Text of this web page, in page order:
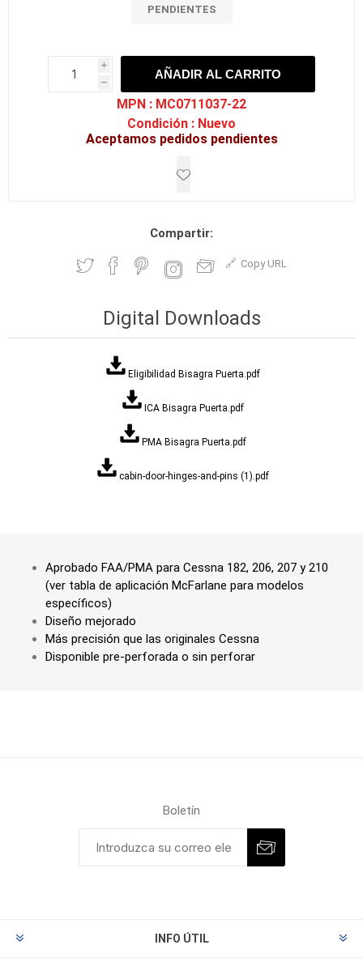
PENDIENTES
i
h
h
AÑADIR AL CARRITO
MPN : MC0711037-22
Condición : Nuevo
Aceptamos pedidos pendientes
Compartir:
Copy URL
Digital Downloads
Eligibilidad Bisagra Puerta.pdf
ICA Bisagra Puerta.pdf
PMA Bisagra Puerta.pdf
cabin-door-hinges-and-pins (1).pdf
Aprobado FAA/PMA para Cessna 182, 206, 207 y 210
(ver tabla de aplicación McFarlane para modelos
específicos)
Diseño mejorado
Más precisión que las originales Cessna
Disponible pre-perforada o sin perforar
Boletín
INFO ÚTIL